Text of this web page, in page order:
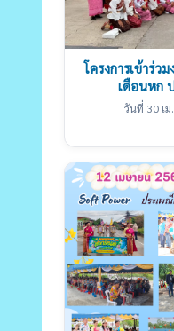
โครงการเข้าร่
เดือนหก
วันที่ 30 เ